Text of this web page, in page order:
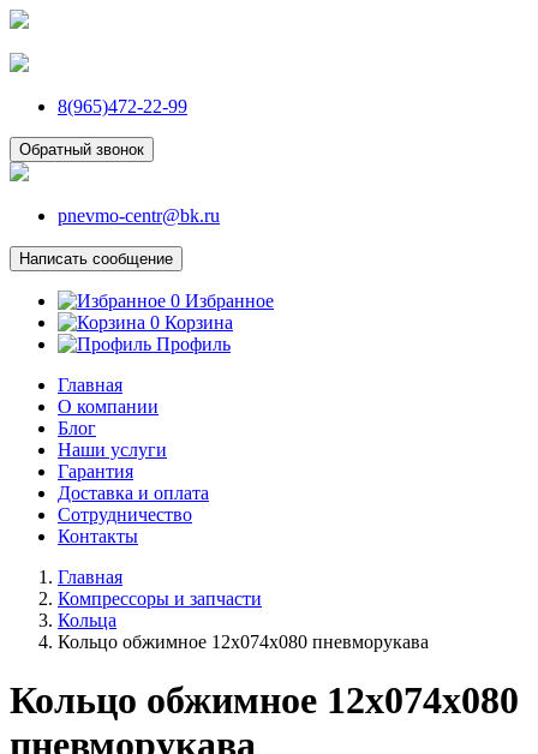
8(965)472-22-99
Обратный звонок
pnevmo-centr@bk.ru
Написать сообщение
0 Избранное
0 Корзина
Профиль
Главная
О компании
Блог
Наши услуги
Гарантия
Доставка и оплата
Сотрудничество
Контакты
Главная
Компрессоры и запчасти
Кольца
Кольцо обжимное 12х074х080 пневморукава
Кольцо обжимное 12х074х080
пневморукава